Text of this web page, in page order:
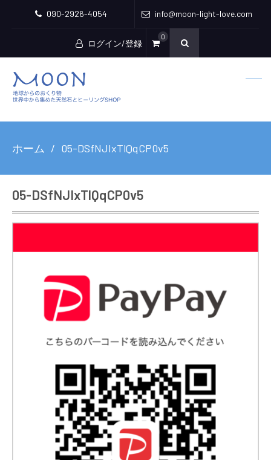
090-2926-4054 info@moon-light-love.com
ログイン/登録
0
ホーム 05-DSfNJIxTlQqCP0v5
05-DSfNJIxTlQqCP0v5